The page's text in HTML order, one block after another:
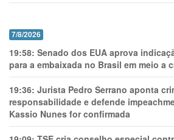
7/8/2026
19:58: Senado dos EUA aprova
para a embaixada no Brasil em meio a
19:36: Jurista Pedro Serrano aponta
responsabilidade e defende
Kassio Nunes for confirmada